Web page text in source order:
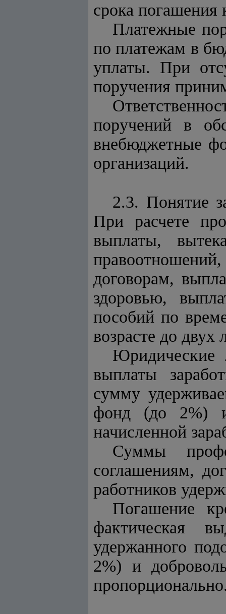
срока погашения
Платежные
по платежам в
уплаты. При
поручения
поручений в
внебюджетные
организаций.
2.3. Понятие
При расчете
выплаты,
договорам,
здоровью,
пособий по
возрасте до
Юридические
выплаты
сумму
фонд (до 2%)
начисленной
Суммы
соглашениям,
работников
Погашение
фактическая
удержанного
2%) и